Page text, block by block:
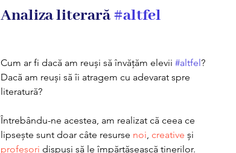
Analiza literară #altfel
Cum ar fi dacă am reuși să învățăm elevii #altfel?
Dacă am reuși să îi atragem cu adevarat spre
literatură?
Întrebându-ne acestea, am realizat că ceea ce
lipsește sunt doar câte resurse noi, creative și
profesori dispuși să le împărtășească tinerilor.